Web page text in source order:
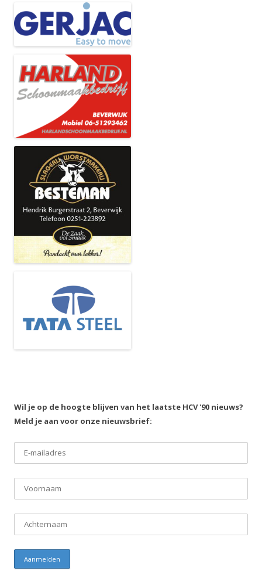
Wil je op de hoogte blijven van het laatste HCV '90 nieuws?
Meld je aan voor onze nieuwsbrief: